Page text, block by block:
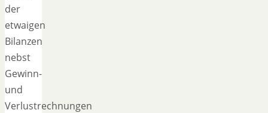
der
etwaigen
Bilanzen
nebst
Gewinn-
und
Verlustrechnungen